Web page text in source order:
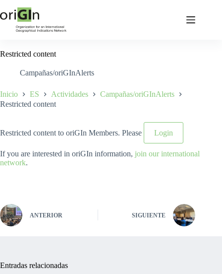
Restricted content
Campañas/oriGInAlerts
Inicio ES Actividades
Campañas/oriGInAlerts
Restricted content
Restricted content to oriGIn Members. Please Login
If you are interested in oriGIn information, join our international
network.
ANTERIOR SIGUIENTE
Entradas relacionadas